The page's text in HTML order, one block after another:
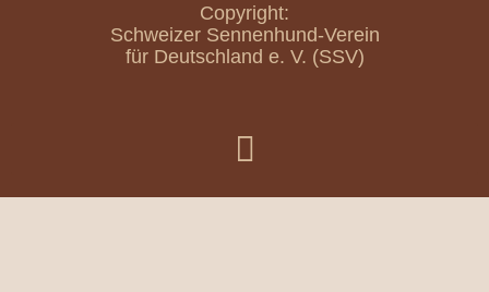
Copyright:
Schweizer Sennenhund-Verein
für Deutschland e. V. (SSV)